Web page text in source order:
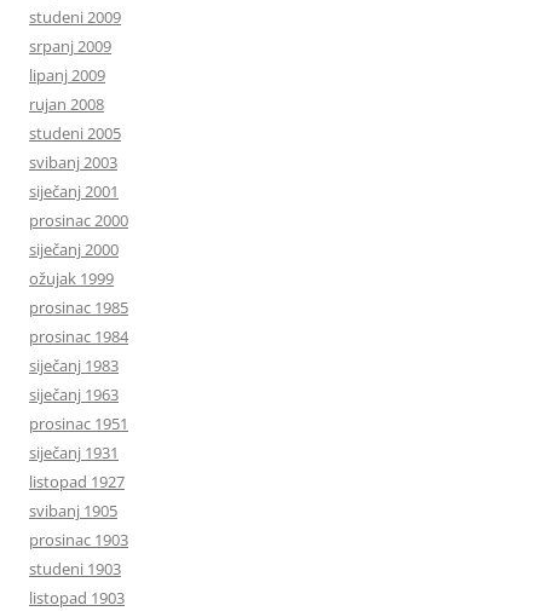
studeni 2009
srpanj 2009
lipanj 2009
rujan 2008
studeni 2005
svibanj 2003
siječanj 2001
prosinac 2000
siječanj 2000
ožujak 1999
prosinac 1985
prosinac 1984
siječanj 1983
siječanj 1963
prosinac 1951
siječanj 1931
listopad 1927
svibanj 1905
prosinac 1903
studeni 1903
listopad 1903